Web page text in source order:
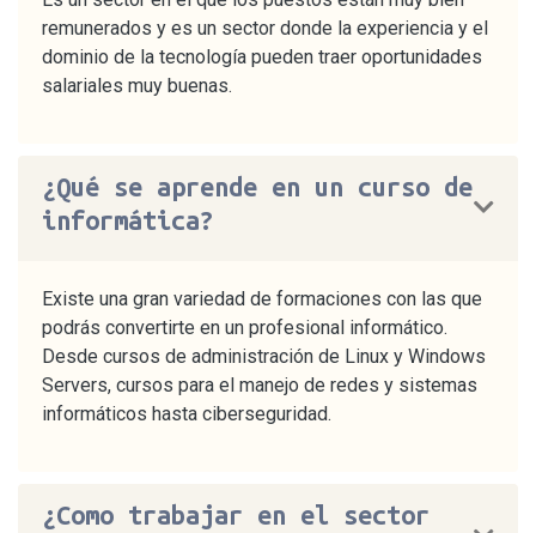
remunerados y es un sector donde la experiencia y el
dominio de la tecnología pueden traer oportunidades
salariales muy buenas.
¿Qué se aprende en un curso de
informática?
Existe una gran variedad de formaciones con las que
podrás convertirte en un profesional informático.
Desde cursos de administración de Linux y Windows
Servers, cursos para el manejo de redes y sistemas
informáticos hasta ciberseguridad.
¿Como trabajar en el sector